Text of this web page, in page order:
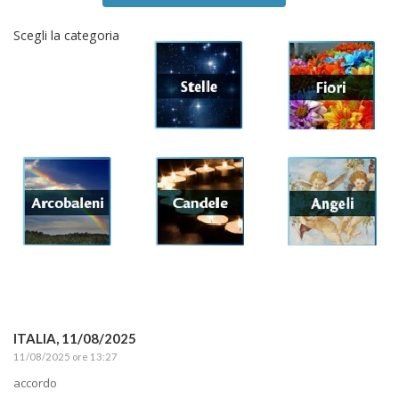
Scegli la categoria
ITALIA, 11/08/2025
11/08/2025 ore 13:27
accordo